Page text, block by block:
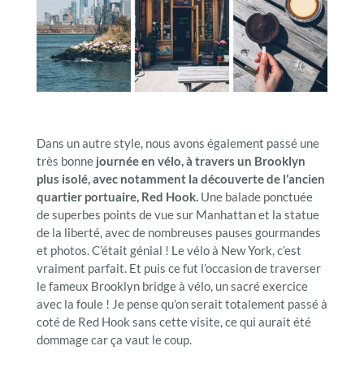
Dans un autre style, nous avons également passé une
très bonnejournée en vélo, à travers un Brooklyn
plus isolé, avec notamment la découverte de l’ancien
quartier portuaire, Red Hook.Une balade ponctuée
de superbes points de vue sur Manhattan et la statue
de la liberté, avec de nombreuses pauses gourmandes
et photos. C’était génial ! Le vélo à New York, c’est
vraiment parfait. Et puis ce fut l’occasion de traverser
le fameux Brooklyn bridge à vélo, un sacré exercice
avec la foule ! Je pense qu’on serait totalement passé à
coté de Red Hook sans cette visite, ce qui aurait été
dommage car ça vaut le coup.